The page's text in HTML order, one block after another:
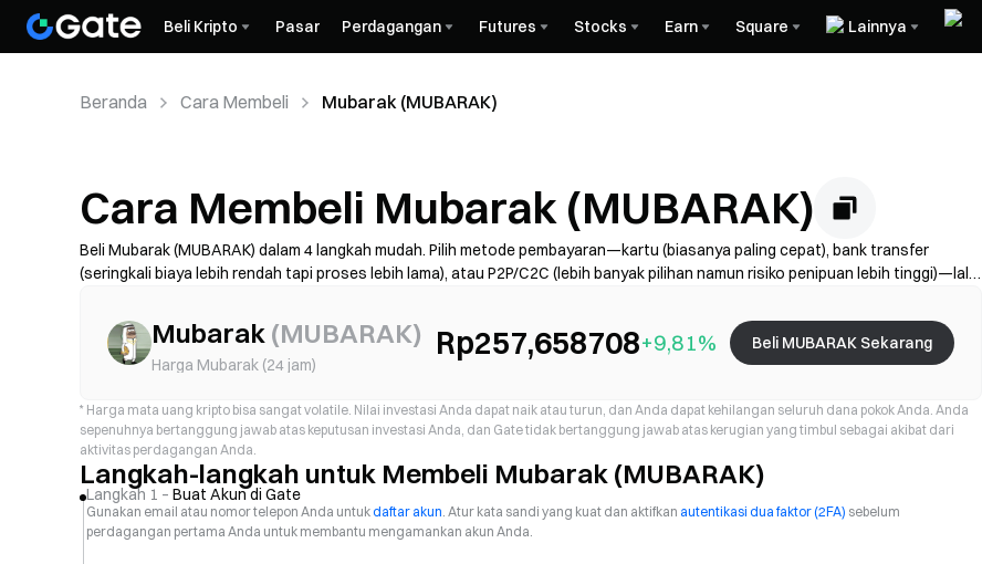
Beli Kripto Pasar Perdagangan Futures Stocks Earn Square Lainnya
Beranda Cara Membeli Mubarak (MUBARAK)
Cara Membeli Mubarak (MUBARAK)
Beli Mubarak (MUBARAK) dalam 4 langkah mudah. Pilih metode pembayaran—kartu (biasanya paling cepat), bank transfer
(seringkali biaya lebih rendah tapi proses lebih lama), atau P2P/C2C (lebih banyak pilihan namun risiko penipuan lebih tinggi)—lalu
limit, biaya, dan waktu proses dapat berbeda tergantung wilayah dan penyedia.
Mubarak (MUBARAK)
Harga Mubarak (24 jam)
Rp257,658708+9,81% Beli MUBARAK Sekarang
* Harga mata uang kripto bisa sangat volatile. Nilai investasi Anda dapat naik atau turun, dan Anda dapat kehilangan seluruh dana pokok Anda. Anda
sepenuhnya bertanggung jawab atas keputusan investasi Anda, dan Gate tidak bertanggung jawab atas kerugian yang timbul sebagai akibat dari
aktivitas perdagangan Anda.
Langkah-langkah untuk Membeli Mubarak (MUBARAK)
Langkah 1 – Buat Akun di Gate
Gunakan email atau nomor telepon Anda untuk daftar akun. Atur kata sandi yang kuat dan aktifkan autentikasi dua faktor (2FA) sebelum
perdagangan pertama Anda untuk membantu mengamankan akun Anda.